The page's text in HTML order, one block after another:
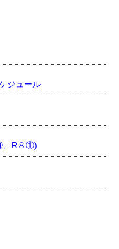
ジュール
、R８①)